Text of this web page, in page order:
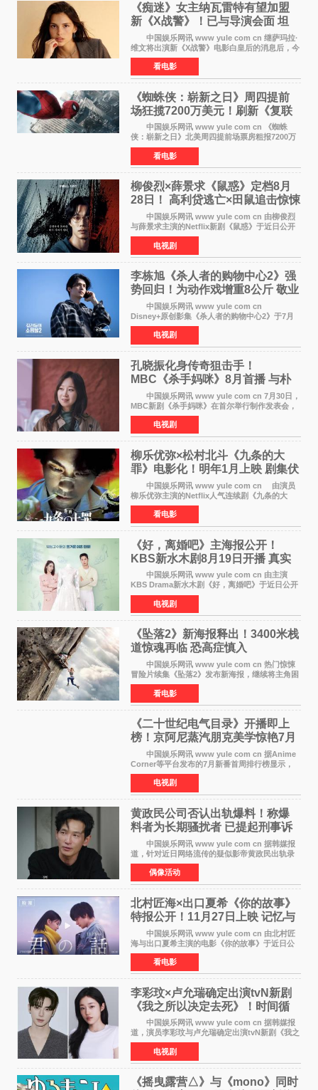
《痴迷》女主纳瓦雷特有望加盟
新《X战警》！已与导演会面 坦
言“魔形女一直很酷”
中国娱乐网讯 www yule com cn 继萨玛拉·
维文将出演新《X战警》电影白皇后的消息后，今
年暑期档大热恐怖片《痴迷》女主角印达·纳瓦雷
特也有望加盟这部备受瞩目的漫威新作——目前
还处于有
看电影
《蜘蛛侠：崭新之日》周四提前
场狂揽7200万美元！刷新《复联
4》保持影史纪录
中国娱乐网讯 www yule com cn 《蜘蛛
侠：崭新之日》北美周四提前场票房粗报7200万
美元，创下影史单片北美提前场票房新纪录——
此前该纪录由《复仇者联盟4：终局之战》的6000
万美元保持，本
看电影
柳俊烈×薛景求《鼠惑》定档8月
28日！ 高利贷逃亡×田鼠追击惊悚
来袭
中国娱乐网讯 www yule com cn 由柳俊烈
与薛景求主演的Netflix新剧《鼠惑》于近日公开
主海报，正式定档8月28日上线。 海报中，柳
俊烈与薛景求背对背站立，各自朝向相反方向，
幽暗的色调与
电视剧
李栋旭《杀人者的购物中心2》强
势回归！为动作戏增重8公斤 敬业
获赞
中国娱乐网讯 www yule com cn
Disney+原创影集《杀人者的购物中心2》于7月
22日正式上线，由男神李栋旭主演的郑进湾以2 0
完全体强势回归。该剧第一季曾被《纽约时报》
评选为全球最佳影集之一
电视剧
孔晓振化身传奇狙击手！
MBC《杀手妈咪》8月首播 与朴
恩斌展开收视对决
中国娱乐网讯 www yule com cn 7月30日，
MBC新剧《杀手妈咪》在首尔举行制作发表会，
主演孔晓振、郑准元、李相二、无真星、崔宇
成、李银泉等人一同出席，为新剧宣传造势。这
是孔晓振继《毛骨
电视剧
柳乐优弥×松村北斗《九条的大
罪》电影化！明年1月上映 剧集伏
笔将全面揭晓
中国娱乐网讯 www yule com cn 由演员
柳乐优弥主演的Netflix人气连续剧《九条的大
罪》正式宣布改编为电影，将于明年1月8日全国
上映。柳乐优弥与SixTONES松村北斗再度联
手，为观众带来这部
看电影
《好，离婚吧》主海报公开！
KBS新水木剧8月19日开播 真实
离婚体验记来袭
中国娱乐网讯 www yule com cn 由主演
KBS Drama新水木剧《好，离婚吧》于近日公开
主海报，正式进入开播倒计时。 海报中，男
女主角背对背站立，各自望向不同方向，中央的
空白与冷漠的表情
电视剧
《坠落2》新海报释出！3400米栈
道惊魂再临 恐高症慎入
中国娱乐网讯 www yule com cn 热门惊悚
冒险片续集《坠落2》发布新海报，继续将主角困
于绝境高处——这一次，是摇摇欲坠的徒步栈
道。该片将于今年9月2日北美上映，恐高症患者
请提前做好心理
看电影
《二十世纪电气目录》开播即上
榜！京阿尼蒸汽朋克美学惊艳7月
新番季
中国娱乐网讯 www yule com cn 据Anime
Corner等平台发布的7月新番首周排行榜显示，
由京都动画制作的《二十世纪电气目录》在多个
榜单中表现亮眼，位列AniLab全球TOP10第十
名。该剧改编自结
电视剧
黄政民公司否认出轨爆料！称爆
料者为长期骚扰者 已提起刑事诉
中国娱乐网讯 www yule com cn 据韩媒报
道，针对近日网络流传的疑似影帝黄政民出轨录
音及短信爆料，黄政民所属经纪公司于今日正式
发表声明，明确否认相关传闻。 公司表示，
爆料者是一名长
偶像活动
北村匠海×出口夏希《你的故事》
特报公开！11月27日上映 记忆与
初恋的奇幻交织
中国娱乐网讯 www yule com cn 由北村匠
海与出口夏希主演的电影《你的故事》于近日公
开特报影像，正式定档11月27日上映。 本片
改编自三秋缒同名小说，编剧由曾执笔《孤独摇
滚！》的吉田惠
看电影
李彩玟×卢允瑞确定出演tvN新剧
《我之所以决定去死》！时间循
环青春爱情来袭
中国娱乐网讯 www yule com cn 据韩媒报
道，演员李彩玟与卢允瑞确定出演tvN新剧《我之
所以决定去死》，分别担任男女主角。该剧预计
将于明年播出，引发观众期待。 本剧改编自
NAVER同名人气
电视剧
《摇曳露营△》与《mono》同时